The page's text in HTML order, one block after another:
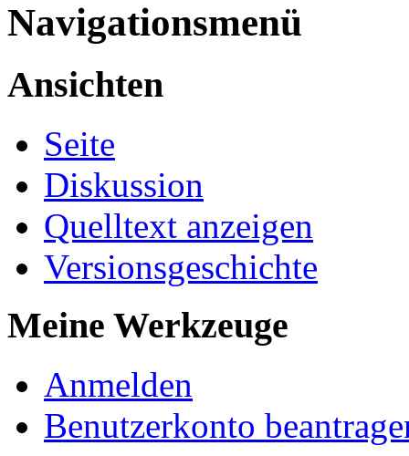
Navigationsmenü
Ansichten
Seite
Diskussion
Quelltext anzeigen
Versionsgeschichte
Meine Werkzeuge
Anmelden
Benutzerkonto